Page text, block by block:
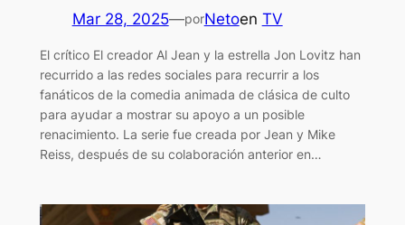
Mar 28, 2025—porNetoen TV
El crítico El creador Al Jean y la estrella Jon Lovitz han
recurrido a las redes sociales para recurrir a los
fanáticos de la comedia animada de clásica de culto
para ayudar a mostrar su apoyo a un posible
renacimiento. La serie fue creada por Jean y Mike
Reiss, después de su colaboración anterior en…